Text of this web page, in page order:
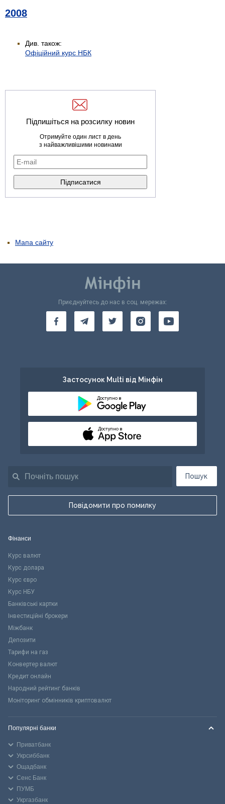
2008
Див. також:
Офіційний курс НБК
Підпишіться на розсилку новин
Отримуйте один лист в день
з найважливішими новинами
Мапа сайту
Пошук
Повідомити про помилку
Приєднуйтесь до нас в соц. мережах:
Застосунок Multi від Мінфін
Доступно в
Доступно в
Фінанси
Курс валют
Курс долара
Курс євро
Курс НБУ
Банківські картки
Інвестиційні брокери
Міжбанк
Депозити
Тарифи на газ
Конвертер валют
Кредит онлайн
Народний рейтинг банків
Моніторинг обмінників криптовалют
Популярні банки
Приватбанк
Укрсиббанк
Ощадбанк
Сенс Банк
ПУМБ
Укргазбанк